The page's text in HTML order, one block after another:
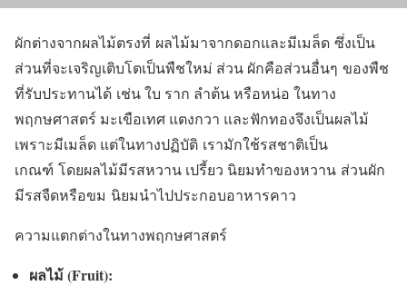
ผักต่างจากผลไม้ตรงที่ ผลไม้มาจากดอกและมีเมล็ด ซึ่งเป็น
ส่วนที่จะเจริญเติบโตเป็นพืชใหม่ ส่วน ผักคือส่วนอื่นๆ ของพืช
ที่รับประทานได้ เช่น ใบ ราก ลำต้น หรือหน่อ ในทาง
พฤกษศาสตร์ มะเขือเทศ แตงกวา และฟักทองจึงเป็นผลไม้
เพราะมีเมล็ด แต่ในทางปฏิบัติ เรามักใช้รสชาติเป็น
เกณฑ์ โดยผลไม้มีรสหวาน เปรี้ยว นิยมทำของหวาน ส่วนผัก
มีรสจืดหรือขม นิยมนำไปประกอบอาหารคาว
ความแตกต่างในทางพฤกษศาสตร์
ผลไม้ (Fruit):